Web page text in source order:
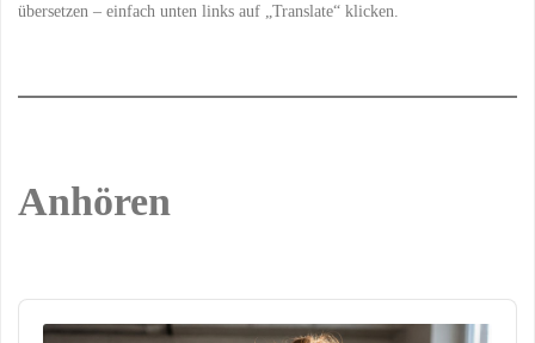
übersetzen – einfach unten links auf „Translate“ klicken.
Anhören
Audio
Player